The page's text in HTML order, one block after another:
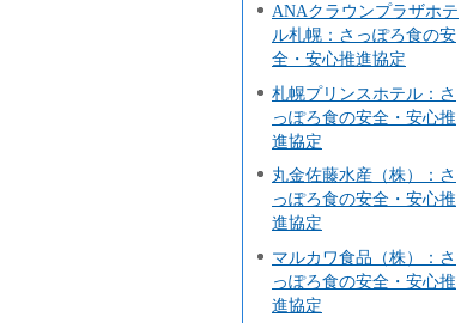
ANAクラウンプラザホテ
ル札幌：さっぽろ食の安
全・安心推進協定
札幌プリンスホテル：さ
っぽろ食の安全・安心推
進協定
丸金佐藤水産（株）：さ
っぽろ食の安全・安心推
進協定
マルカワ食品（株）：さ
っぽろ食の安全・安心推
進協定